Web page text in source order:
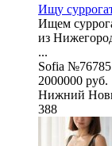
Ищу
Ищем
из
...
Sofia №76785
2000000 руб.
Нижний
388